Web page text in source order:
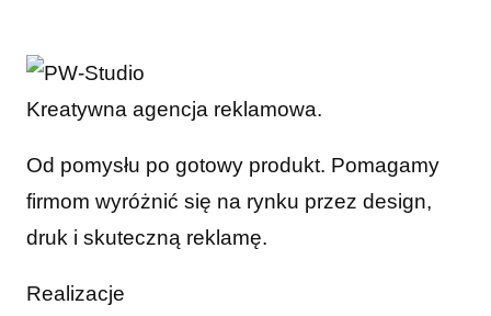
Kreatywna agencja reklamowa.
Od pomysłu po gotowy produkt. Pomagamy
firmom wyróżnić się na rynku przez design,
druk i skuteczną reklamę.
Realizacje